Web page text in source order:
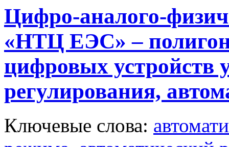
Цифро-аналого-
«НТЦ ЕЭС» –
цифровых устройств
регулирования,
Ключевые слова: